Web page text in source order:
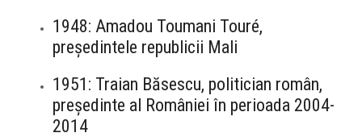
1948: Amadou Toumani Touré,
președintele republicii Mali
1951: Traian Băsescu, politician român,
președinte al României în perioada 2004-
2014